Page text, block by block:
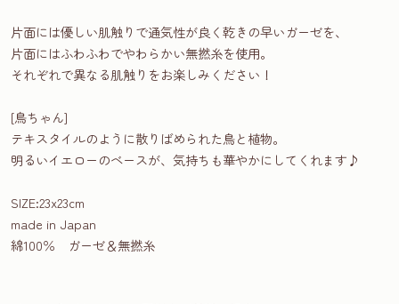
片面には優しい肌触りで通気性が良く乾きの早いガーゼを、
片面にはふわふわでやわらかい無撚糸を使用。
それぞれで異なる肌触りをお楽しみください！
[鳥ちゃん]
テキスタイルのように散りばめられた鳥と植物。
明るいイエローのベースが、気持ちも華やかにしてくれます♪
SIZE:23x23cm
made in Japan
綿100％ ガーゼ＆無撚糸